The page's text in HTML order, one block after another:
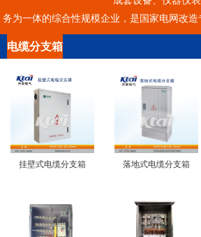
务为一体的综合性规模企业，是国家电网改造
电缆分支箱
挂壁式电缆分支箱 落地式电缆分支箱